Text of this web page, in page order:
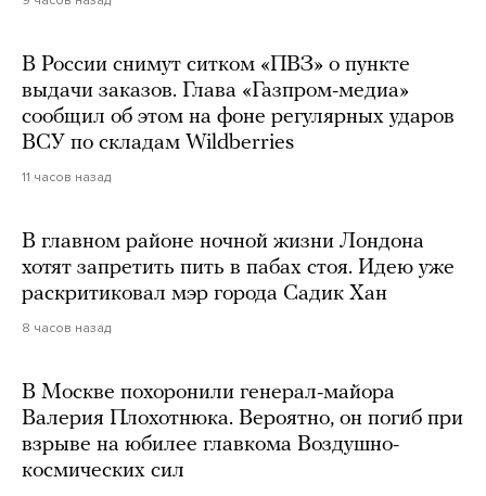
В России снимут ситком «ПВЗ» о пункте
выдачи заказов. Глава «Газпром-медиа»
сообщил об этом на фоне регулярных ударов
ВСУ по складам Wildberries
11 часов назад
В главном районе ночной жизни Лондона
хотят запретить пить в пабах стоя. Идею уже
раскритиковал мэр города Садик Хан
8 часов назад
В Москве похоронили генерал-майора
Валерия Плохотнюка. Вероятно, он погиб при
взрыве на юбилее главкома Воздушно-
космических сил